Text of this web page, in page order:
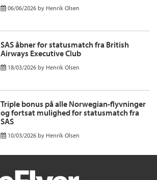
06/06/2026 by Henrik Olsen
SAS åbner for statusmatch fra British
Airways Executive Club
18/03/2026 by Henrik Olsen
Triple bonus på alle Norwegian-flyvninger
og fortsat mulighed for statusmatch fra
SAS
10/03/2026 by Henrik Olsen